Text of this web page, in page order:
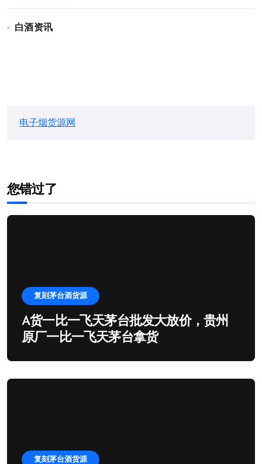
白酒资讯
电子烟货源网
您错过了
复刻茅台酒货源
A货一比一飞天茅台批发大放价，贵州
原厂一比一飞天茅台拿货
复刻茅台酒货源